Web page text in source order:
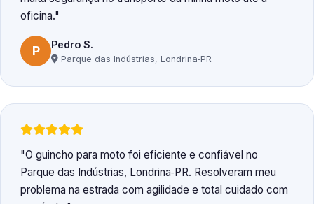
oficina.
P Pedro S.
Parque das Indústrias, Londrina‑PR
O guincho para moto foi eficiente e confiável no
Parque das Indústrias, Londrina‑PR. Resolveram meu
problema na estrada com agilidade e total cuidado com